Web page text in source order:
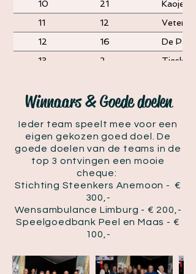
10
21
Kaojebag
11
12
12
16
De
13
2
Tieskes
15
6
De
17
17
De
18
7
Naggal
10
4
21
3
Per
22
Winnaars & Goede doelen
Ieder team speelt mee voor een
eigen gekozen goed doel. De
goede doelen van de teams in de
top 3 ontvingen een mooie
cheque:
Stichting Steenkers Anemoon - €
300,-
Wensambulance Limburg - € 200,-
Speelgoedbank Peel en Maas - €
100,-